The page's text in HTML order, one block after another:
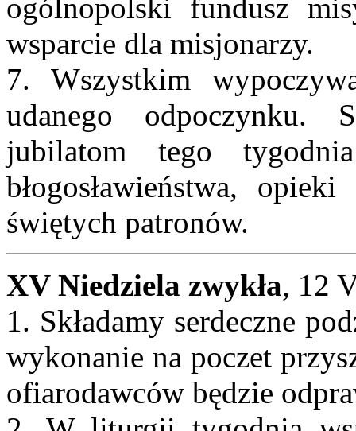
ogólnopolski fundusz
wsparcie dla misjonarzy.
7. Wszystkim
udanego odpoczynku.
jubilatom tego
błogosławieństwa,
świętych patronów.
XV Niedziela zwykła, 12
1. Składamy serdeczne
wykonanie na poczet
ofiarodawców będzie